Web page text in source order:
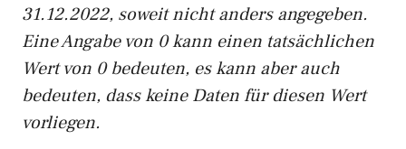
31.12.2022, soweit nicht anders angegeben.
Eine Angabe von 0 kann einen tatsächlichen
Wert von 0 bedeuten, es kann aber auch
bedeuten, dass keine Daten für diesen Wert
vorliegen.